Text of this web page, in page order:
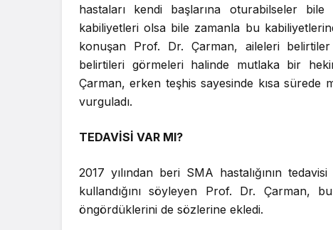
hastaları kendi başlarına oturabilseler
kabiliyetleri olsa bile zamanla bu
konuşan Prof. Dr. Çarman, aileleri
belirtileri görmeleri halinde mutlaka bir
Çarman, erken teşhis sayesinde kısa sürede
vurguladı.
TEDAVİSİ VAR MI?
2017 yılından beri SMA hastalığının
kullandığını söyleyen Prof. Dr. Çarman,
öngördüklerini de sözlerine ekledi.